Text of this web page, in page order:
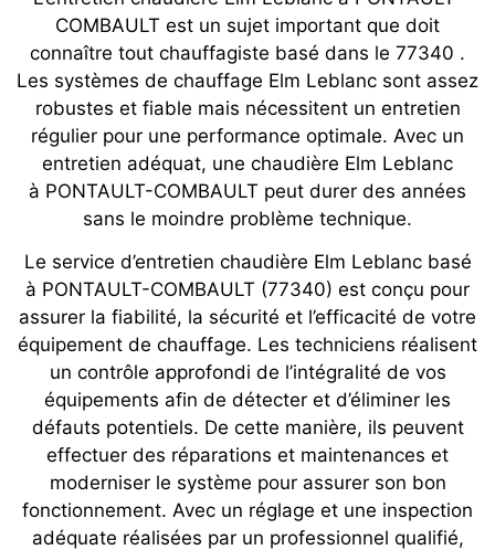
COMBAULT est un sujet important que doit
connaître tout chauffagiste basé dans le 77340 .
Les systèmes de chauffage Elm Leblanc sont assez
robustes et fiable mais nécessitent un entretien
régulier pour une performance optimale. Avec un
entretien adéquat, une chaudière Elm Leblanc
à PONTAULT-COMBAULT peut durer des années
sans le moindre problème technique.
Le service d’entretien chaudière Elm Leblanc basé
à PONTAULT-COMBAULT (77340) est conçu pour
assurer la fiabilité, la sécurité et l’efficacité de votre
équipement de chauffage. Les techniciens réalisent
un contrôle approfondi de l’intégralité de vos
équipements afin de détecter et d’éliminer les
défauts potentiels. De cette manière, ils peuvent
effectuer des réparations et maintenances et
moderniser le système pour assurer son bon
fonctionnement. Avec un réglage et une inspection
adéquate réalisées par un professionnel qualifié,